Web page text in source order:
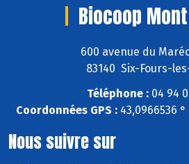
Biocoop
600 avenue du
83140 Six-Fours-
Téléphone : 04 94
Coordonnées GPS :43,0966536 °
Nous suivre sur